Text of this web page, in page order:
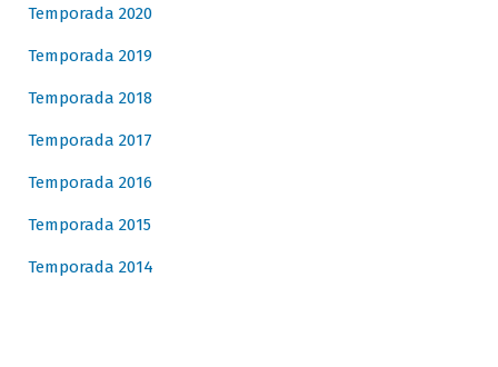
Temporada 2020
Temporada 2019
Temporada 2018
Temporada 2017
Temporada 2016
Temporada 2015
Temporada 2014